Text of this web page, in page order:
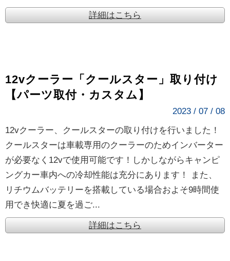
詳細はこちら
12vクーラー「クールスター」取り付け
【パーツ取付・カスタム】
2023 / 07 / 08
12vクーラー、クールスターの取り付けを行いました！
クールスターは車載専用のクーラーのためインバーター
が必要なく12vで使用可能です！しかしながらキャンピ
ングカー車内への冷却性能は充分にあります！ また、
リチウムバッテリーを搭載している場合およそ9時間使
用でき快適に夏を過ご...
詳細はこちら